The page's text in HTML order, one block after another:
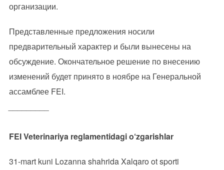
организации.
Представленные предложения носили
предварительный характер и были вынесены на
обсуждение. Окончательное решение по внесению
изменений будет принято в ноябре на Генеральной
ассамблее FEI.
FEI Veterinariya reglamentidagi o‘zgarishlar
31-mart kuni Lozanna shahrida Xalqaro ot sporti